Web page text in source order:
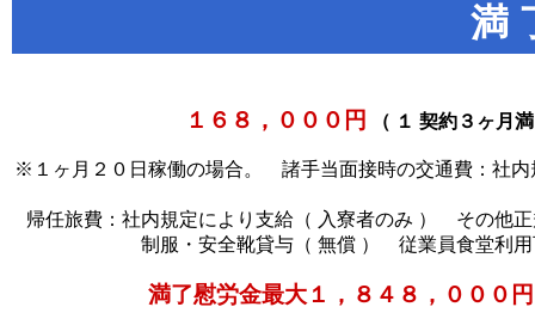
満
１６８，０００円 （ １ 契約３ヶ月
※１ヶ月２０日稼働の場合。 諸手当面接時の交通費：社
帰任旅費：社内規定により支給（ 入寮者のみ ） その他
制服・安全靴貸与（ 無償 ） 従業員食堂利
満了慰労金最大１，８４８，０００